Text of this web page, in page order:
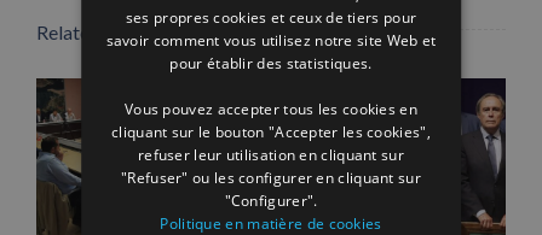
Related Posts
FRENCH
ses propres cookies et ceux de tiers pour
savoir comment vous utilisez notre site Web et
pour établir des statistiques.
Vous pouvez accepter tous les cookies en
cliquant sur le bouton "Accepter les cookies",
refuser leur utilisation en cliquant sur
"Refuser" ou les configurer en cliquant sur
"Configurer".
Politique en matière de cookies